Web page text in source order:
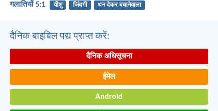
गलातियों 5:1 यीशु जिंदगी धन देकर बचानेवाला
दैनिक बाइबिल पद्य प्राप्त करें:
दैनिक अधिसूचना
ईमेल
Android